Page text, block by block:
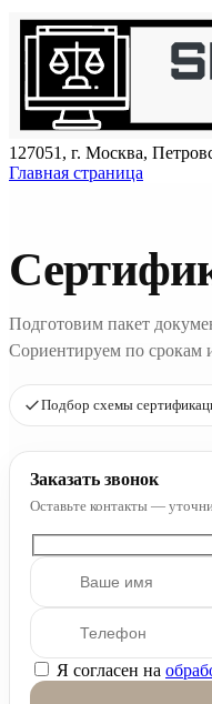
127051, г. Москва,
Главная страница
Подготовим пакет
Сориентируем по срокам
Подбор схемы
Заказать звонок
Оставьте контакты —
Оставьте это поле
Я согласен на